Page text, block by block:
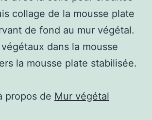
collage de la mousse plate
de fond au mur végétal.
dans la mousse
la mousse plate stabilisée.
propos de Mur végétal